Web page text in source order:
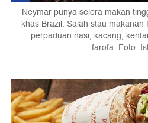
Neymar punya selera makan
khas Brazil. Salah stau
perpaduan nasi, kacang,
farofa. Foto: